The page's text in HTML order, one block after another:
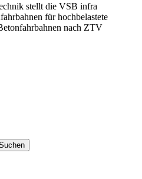
stellt die VSB infra
für hochbelastete
nach ZTV